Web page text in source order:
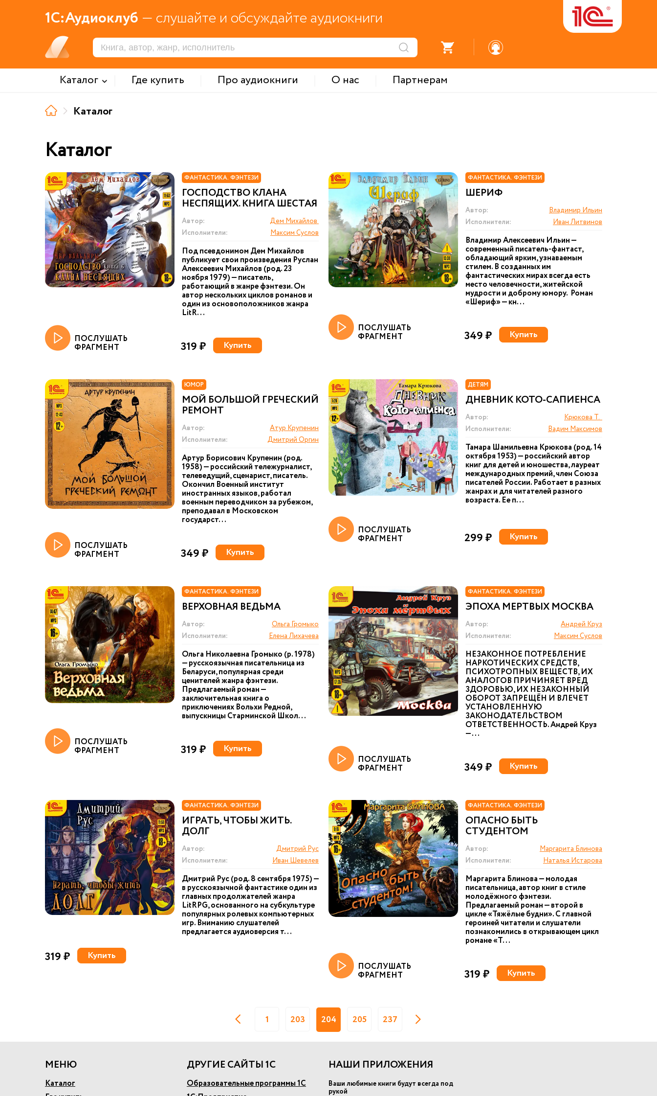
1С:Аудиоклуб — слушайте и обсуждайте аудиокниги
Каталог Где купить Про аудиокниги О нас
Партнерам
Каталог
Каталог
ФАНТАСТИКА. ФЭНТЕЗИ
ГОСПОДСТВО КЛАНА
НЕСПЯЩИХ. КНИГА ШЕСТАЯ
Автор:
Дем Михайлов
Исполнители:
Максим Суслов
Под псевдонимом Дем Михайлов
публикует свои произведения Руслан
Алексеевич Михайлов (род. 23
ноября 1979) — писатель,
работающий в жанре фэнтези. Он
автор нескольких циклов романов и
один из основоположников жанра
LitR...
ПОСЛУШАТЬ
ФРАГМЕНТ 319 ₽ Купить
ФАНТАСТИКА. ФЭНТЕЗИ
ШЕРИФ
Автор:
Владимир Ильин
Исполнители:
Иван Литвинов
Владимир Алексеевич Ильин —
современный писатель-фантаст,
обладающий ярким, узнаваемым
стилем. В созданных им
фантастических мирах всегда есть
место человечности, житейской
мудрости и доброму юмору. Роман
«Шериф» — кн...
ПОСЛУШАТЬ
ФРАГМЕНТ 349 ₽ Купить
ЮМОР
МОЙ БОЛЬШОЙ ГРЕЧЕСКИЙ
РЕМОНТ
Автор:
Атур Крупенин
Исполнители:
Дмитрий Оргин
Артур Борисович Крупенин (род.
1958) — российский тележурналист,
телеведущий, сценарист, писатель.
Окончил Военный институт
иностранных языков, работал
военным переводчиком за рубежом,
преподавал в Московском
государст...
ПОСЛУШАТЬ
ФРАГМЕНТ 349 ₽ Купить
ДЕТЯМ
ДНЕВНИК КОТО-САПИЕНСА
Автор:
Крюкова Т.
Исполнители:
Вадим Максимов
Тамара Шамильевна Крюкова (род. 14
октября 1953) — российский автор
книг для детей и юношества, лауреат
международных премий, член Союза
писателей России. Работает в разных
жанрах и для читателей разного
возраста. Ее п...
ПОСЛУШАТЬ
ФРАГМЕНТ 299 ₽ Купить
ФАНТАСТИКА. ФЭНТЕЗИ
ВЕРХОВНАЯ ВЕДЬМА
Автор:
Ольга Громыко
Исполнители:
Елена Лихачева
Ольга Николаевна Громыко (р. 1978)
— русскоязычная писательница из
Беларуси, популярная среди
ценителей жанра фэнтези.
Предлагаемый роман —
заключительная книга о
приключениях Вольхи Редной,
выпускницы Старминской Школ...
ПОСЛУШАТЬ
ФРАГМЕНТ 319 ₽ Купить
ФАНТАСТИКА. ФЭНТЕЗИ
ЭПОХА МЕРТВЫХ МОСКВА
Автор:
Андрей Круз
Исполнители:
Максим Суслов
НЕЗАКОННОЕ ПОТРЕБЛЕНИЕ
НАРКОТИЧЕСКИХ СРЕДСТВ,
ПСИХОТРОПНЫХ ВЕЩЕСТВ, ИХ
АНАЛОГОВ ПРИЧИНЯЕТ ВРЕД
ЗДОРОВЬЮ, ИХ НЕЗАКОННЫЙ
ОБОРОТ ЗАПРЕЩЁН И ВЛЕЧЕТ
УСТАНОВЛЕННУЮ
ЗАКОНОДАТЕЛЬСТВОМ
ОТВЕТСТВЕННОСТЬ. Андрей Круз
— ...
ПОСЛУШАТЬ
ФРАГМЕНТ 349 ₽ Купить
ФАНТАСТИКА. ФЭНТЕЗИ
ИГРАТЬ, ЧТОБЫ ЖИТЬ.
ДОЛГ
Автор:
Дмитрий Рус
Исполнители:
Иван Шевелев
Дмитрий Рус (род. 8 сентября 1975) —
в русскоязычной фантастике один из
главных продолжателей жанра
LitRPG, основанного на субкультуре
популярных ролевых компьютерных
игр. Вниманию слушателей
предлагается аудиоверсия т...
319 ₽ Купить
ФАНТАСТИКА. ФЭНТЕЗИ
ОПАСНО БЫТЬ
СТУДЕНТОМ
Автор:
Маргарита Блинова
Исполнители:
Наталья Истарова
Маргарита Блинова — молодая
писательница, автор книг в стиле
молодёжного фэнтези.
Предлагаемый роман — второй в
цикле «Тяжёлые будни». С главной
героиней читатели и слушатели
познакомились в открывающем цикл
романе «Т...
ПОСЛУШАТЬ
ФРАГМЕНТ 319 ₽ Купить
1 203 204 205 237
МЕНЮ
Каталог
ДРУГИЕ САЙТЫ 1С
Образовательные программы 1С
НАШИ ПРИЛОЖЕНИЯ
Ваши любимые книги будут всегда под
рукой